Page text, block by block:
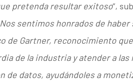
pretenda resultar exitoso”,
sentimos honrados de
de Gartner, reconocimiento
de la industria y atender a
de datos, ayudándoles a